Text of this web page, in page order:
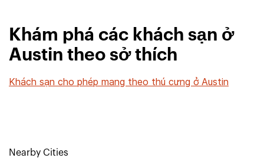
Khám phá các khách sạn ở
Austin theo sở thích
Khách sạn cho phép mang theo thú cưng ở Austin
Nearby Cities